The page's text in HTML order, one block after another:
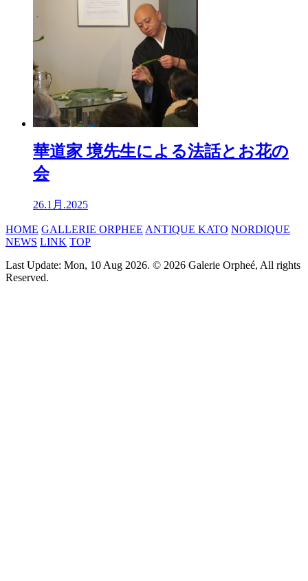
華道家 境先生による法話とお花の
会
26.1月.2025
HOME GALLERIE ORPHEE ANTIQUE KATO NORDIQUE
NEWS LINK TOP
Last Update: Mon, 10 Aug 2026. © 2026 Galerie Orpheé, All rights
Reserved.